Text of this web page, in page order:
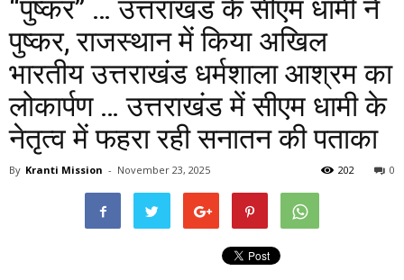
“पुष्कर” … उत्तराखंड के सीएम धामी ने
पुष्कर, राजस्थान में किया अखिल
भारतीय उत्तराखंड धर्मशाला आश्रम का
लोकार्पण … उत्तराखंड में सीएम धामी के
नेतृत्व में फहरा रही सनातन की पताका
By Kranti Mission - November 23, 2025 0
202